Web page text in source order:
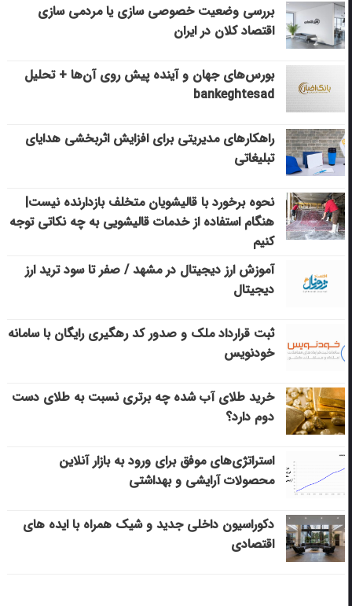
بررسی وضعیت خصوصی سازی یا مردمی سازی
اقتصاد کلان در ایران
بورس‌های جهان و آینده پیش روی آن‌ها + تحلیل
bankeghtesad
راهکارهای مدیریتی برای افزایش اثربخشی هدایای
تبلیغاتی
نحوه برخورد با قالیشویان متخلف بازدارنده نیست|
هنگام استفاده از خدمات قالیشویی به چه نکاتی توجه
کنیم
آموزش ارز دیجیتال در مشهد / صفر تا سود ترید ارز
دیجیتال
ثبت قرارداد ملک و صدور کد رهگیری رایگان با سامانه
خودنویس
خرید طلای آب شده چه برتری نسبت به طلای دست
دوم دارد؟
استراتژی‌های موفق برای ورود به بازار آنلاین
محصولات آرایشی و بهداشتی
دکوراسیون داخلی جدید و شیک همراه با ایده های
اقتصادی